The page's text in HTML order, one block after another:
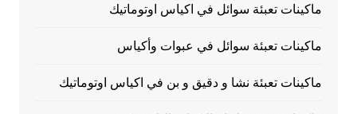
ماكينات تعبئة سوائل في اكياس اوتوماتيك
ماكينات تعبئة سوائل في عبوات وأكياس
ماكينات تعبئة نشا و دقيق و بن في اكياس اوتوماتيك